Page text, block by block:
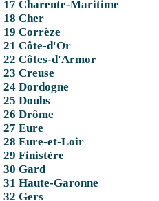
17 Charente-Maritime
18 Cher
19 Corrèze
21 Côte-d'Or
22 Côtes-d'Armor
23 Creuse
24 Dordogne
25 Doubs
26 Drôme
27 Eure
28 Eure-et-Loir
29 Finistère
30 Gard
31 Haute-Garonne
32 Gers